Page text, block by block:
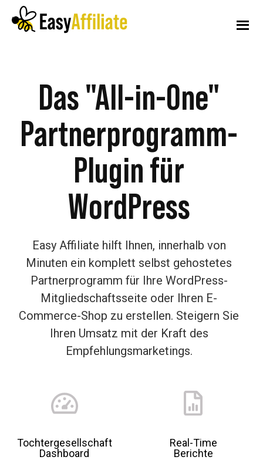
Hauptinhalt
springen
Fußzeile
springen
Zusätzliches
Menü
Partnerprogramm
von
Das "All-in-One"
Partnerprogramm-
Plugin für
WordPress
Easy Affiliate hilft Ihnen, innerhalb von
Minuten ein komplett selbst gehostetes
Partnerprogramm für Ihre WordPress-
Mitgliedschaftsseite oder Ihren E-
Commerce-Shop zu erstellen. Steigern Sie
Ihren Umsatz mit der Kraft des
Empfehlungsmarketings.
Tochtergesellschaft
Dashboard
Real-Time
Berichte